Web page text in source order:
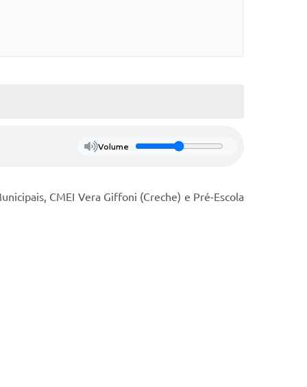
Volume
CMEI Vera Giffoni (Creche) e Pré-Escola